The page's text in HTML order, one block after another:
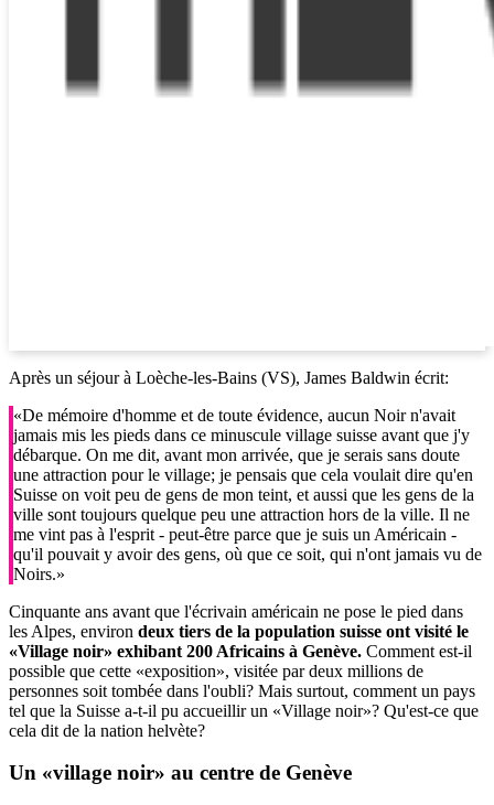
Après un séjour à Loèche-les-Bains (VS), James Baldwin écrit:
«De mémoire d'homme et de toute évidence, aucun Noir n'avait
jamais mis les pieds dans ce minuscule village suisse avant que j'y
débarque. On me dit, avant mon arrivée, que je serais sans doute
une attraction pour le village; je pensais que cela voulait dire qu'en
Suisse on voit peu de gens de mon teint, et aussi que les gens de la
ville sont toujours quelque peu une attraction hors de la ville. Il ne
me vint pas à l'esprit - peut-être parce que je suis un Américain -
qu'il pouvait y avoir des gens, où que ce soit, qui n'ont jamais vu de
Noirs.»
Cinquante ans avant que l'écrivain américain ne pose le pied dans
les Alpes, environ deux tiers de la population suisse ont visité le
«Village noir» exhibant 200 Africains à Genève. Comment est-il
possible que cette «exposition», visitée par deux millions de
personnes soit tombée dans l'oubli? Mais surtout, comment un pays
tel que la Suisse a-t-il pu accueillir un «Village noir»? Qu'est-ce que
cela dit de la nation helvète?
Un «village noir» au centre de Genève